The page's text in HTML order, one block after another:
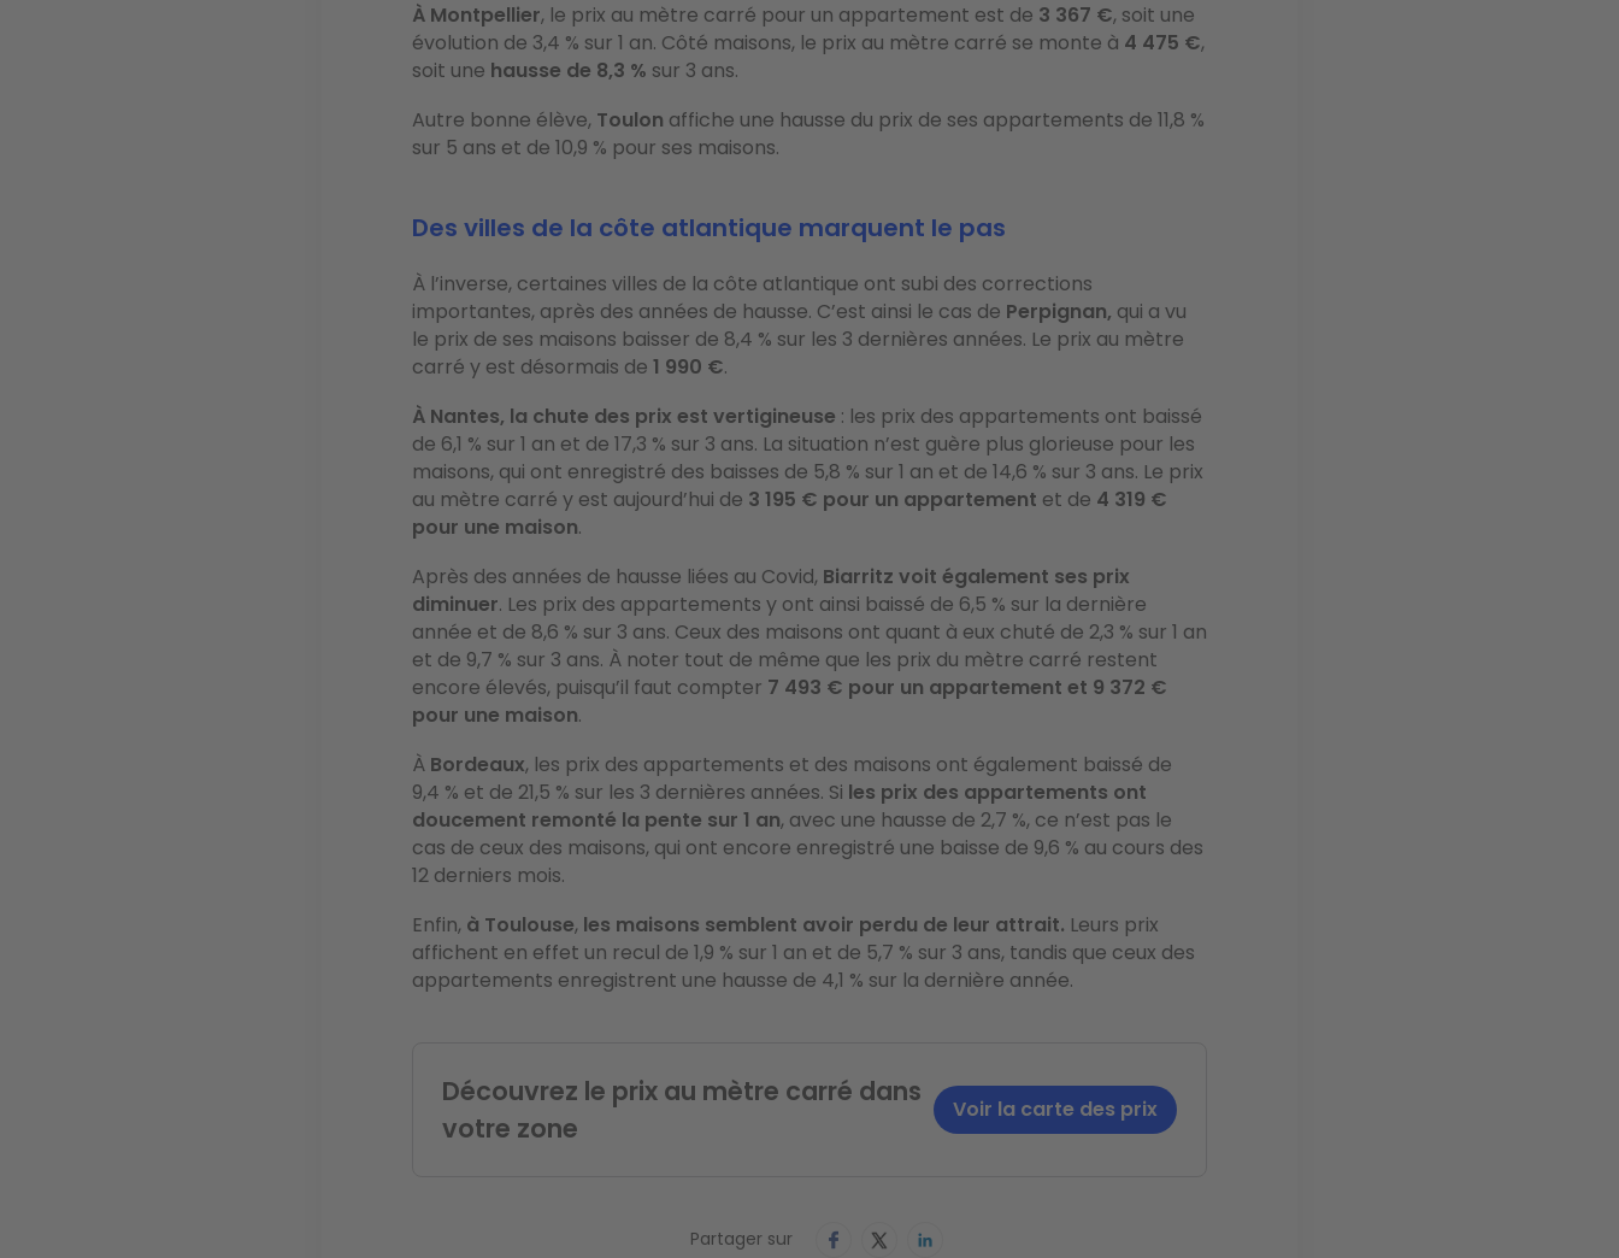
À Montpellier, le prix au mètre carré pour un appartement est de 3 367 €, soit une
évolution de 3,4 % sur 1 an. Côté maisons, le prix au mètre carré se monte à 4 475 €,
soit une hausse de 8,3 % sur 3 ans.
Autre bonne élève, Toulon affiche une hausse du prix de ses appartements de 11,8 %
sur 5 ans et de 10,9 % pour ses maisons.
Des villes de la côte atlantique marquent le pas
À l’inverse, certaines villes de la côte atlantique ont subi des corrections
importantes, après des années de hausse. C’est ainsi le cas de Perpignan, qui a vu
le prix de ses maisons baisser de 8,4 % sur les 3 dernières années. Le prix au mètre
carré y est désormais de 1 990 €.
À Nantes, la chute des prix est vertigineuse : les prix des appartements ont baissé
de 6,1 % sur 1 an et de 17,3 % sur 3 ans. La situation n’est guère plus glorieuse pour les
maisons, qui ont enregistré des baisses de 5,8 % sur 1 an et de 14,6 % sur 3 ans. Le prix
au mètre carré y est aujourd’hui de 3 195 € pour un appartement et de 4 319 €
pour une maison.
Après des années de hausse liées au Covid, Biarritz voit également ses prix
diminuer. Les prix des appartements y ont ainsi baissé de 6,5 % sur la dernière
année et de 8,6 % sur 3 ans. Ceux des maisons ont quant à eux chuté de 2,3 % sur 1 an
et de 9,7 % sur 3 ans. À noter tout de même que les prix du mètre carré restent
encore élevés, puisqu’il faut compter 7 493 € pour un appartement et 9 372 €
pour une maison.
À Bordeaux, les prix des appartements et des maisons ont également baissé de
9,4 % et de 21,5 % sur les 3 dernières années. Si les prix des appartements ont
doucement remonté la pente sur 1 an, avec une hausse de 2,7 %, ce n’est pas le
cas de ceux des maisons, qui ont encore enregistré une baisse de 9,6 % au cours des
12 derniers mois.
Enfin, à Toulouse, les maisons semblent avoir perdu de leur attrait. Leurs prix
affichent en effet un recul de 1,9 % sur 1 an et de 5,7 % sur 3 ans, tandis que ceux des
appartements enregistrent une hausse de 4,1 % sur la dernière année.
Découvrez le prix au mètre carré dans
votre zone
Voir la carte des prix
Partager sur